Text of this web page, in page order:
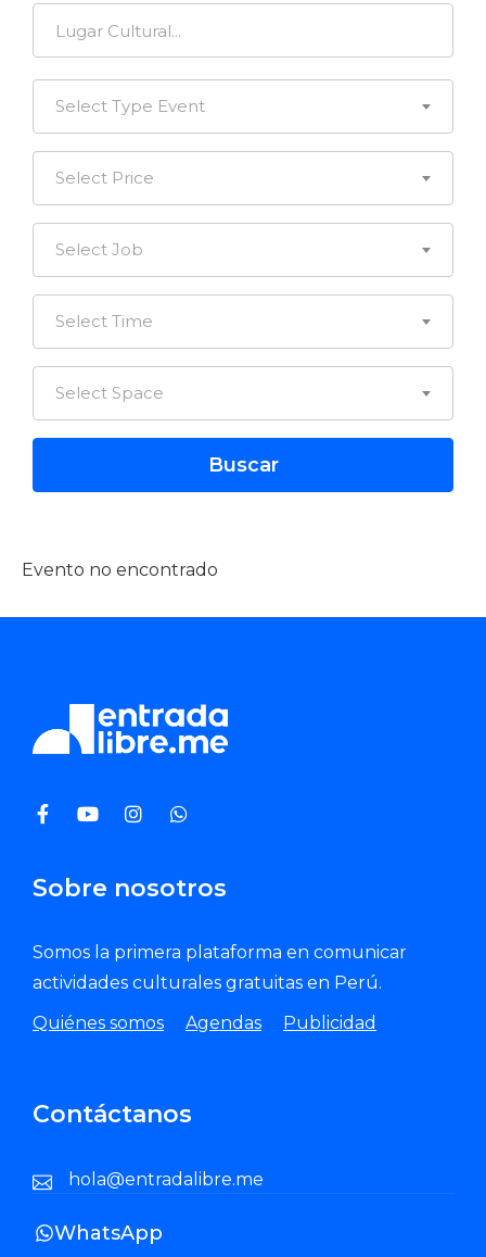
Select Type Event
Select Price
Select Job
Select Time
Select Space
Evento no encontrado
Sobre nosotros
Somos la primera plataforma en comunicar
actividades culturales gratuitas en Perú.
Quiénes somos
Agendas Publicidad
Contáctanos
hola@entradalibre.me
WhatsApp